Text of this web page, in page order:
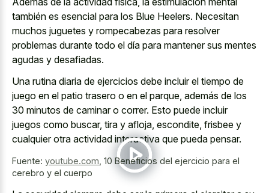
también es esencial para los Blue Heelers. Necesitan
muchos juguetes y rompecabezas para resolver
problemas durante todo el día para mantener sus mentes
agudas y desafiadas.
Una rutina diaria de ejercicios debe incluir el tiempo de
juego en el patio trasero o en el parque, además de los
30 minutos de caminar o correr. Esto puede incluir
juegos como buscar, tira y afloja, escondite, frisbee y
cualquier otra actividad interactiva que pueda pensar.
Fuente: youtube.com 10 Beneficios del ejercicio para el
cerebro y el cuerpo